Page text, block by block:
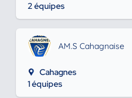
2 équipes
AM.S Cahagnaise
Cahagnes
1 équipes